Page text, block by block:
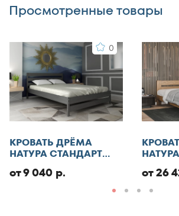
140x185
140x190
140x195
140x200
140x210
145x200
150x185
150x190
Просмотренные товары
0
КРОВАТЬ ДРЁМА
НАТУРА СТАНДАРТ
от 9 040 р. от 26